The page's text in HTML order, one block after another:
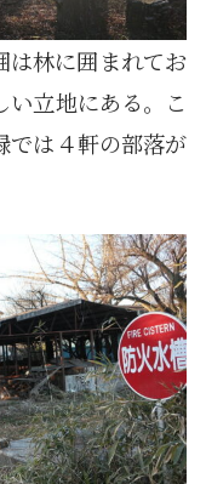
は林に囲まれてお
い立地にある。こ
では４軒の部落が